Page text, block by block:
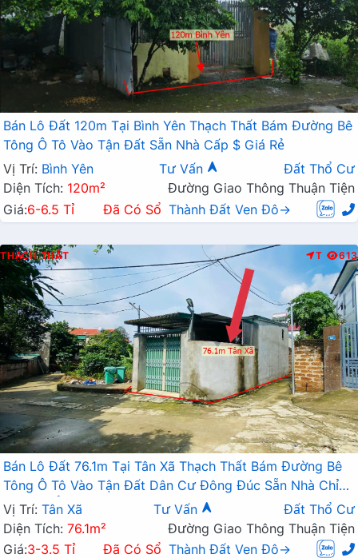
Bán Lô Đất 120m Tại Bình Yên Thạch Thất Bám Đường Bê
Tông Ô Tô Vào Tận Đất Sẵn Nhà Cấp $ Giá Rẻ
Vị Trí: Bình Yên Tư Vấn
Đất Thổ Cư
Diện Tích: 120m²
Đường Giao Thông Thuận Tiện
Giá:6-6.5 Tỉ Đã Có Sổ Thành Đất Ven Đô→
THẠCH THẤT T 613
Bán Lô Đất 76.1m Tại Tân Xã Thạch Thất Bám Đường Bê
Tông Ô Tô Vào Tận Đất Dân Cư Đông Đúc Sẵn Nhà Chỉ
Việc Về Ở Giá Đầu Tư
Vị Trí: Tân Xã Tư Vấn
Đất Thổ Cư
Diện Tích: 76.1m²
Đường Giao Thông Thuận Tiện
Giá:3-3.5 Tỉ Đã Có Sổ Thành Đất Ven Đô→